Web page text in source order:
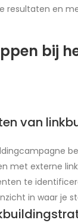
en
bij
van
met externe
te
in waar je